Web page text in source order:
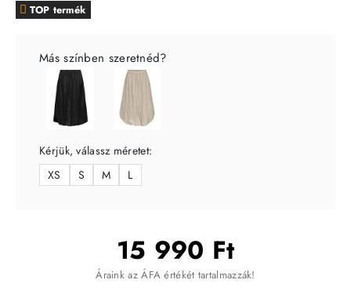
TOP termék
15 990 Ft
Áraink az ÁFA értékét tartalmazzák!
Más színben szeretnéd?
Kérjük, válassz méretet:
XS
S M L